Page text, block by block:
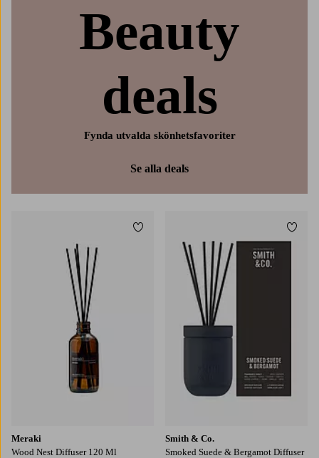
Beauty
deals
Fynda utvalda skönhetsfavoriter
Se alla deals
Meraki
Wood Nest Diffuser 120 Ml
Lägg till i favoriter
Smith & Co.
Smoked Suede & Bergamot Diffuser